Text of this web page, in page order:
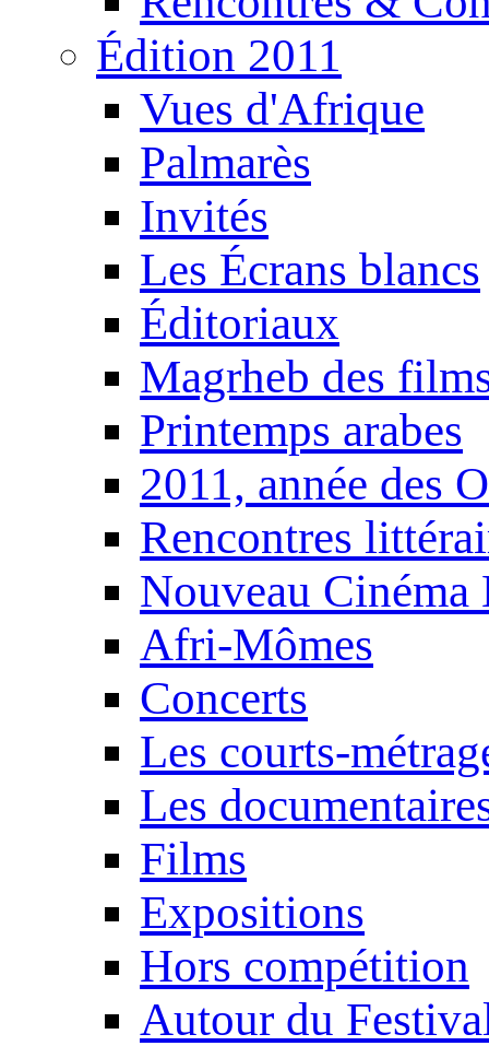
Édition 2011
Vues d'Afrique
Palmarès
Invités
Les Écrans blancs
Éditoriaux
Magrheb des
Printemps arabes
2011, année des
Rencontres
Nouveau Cinéma
Afri-Mômes
Concerts
Les courts-
Les
Films
Expositions
Hors compétition
Autour du